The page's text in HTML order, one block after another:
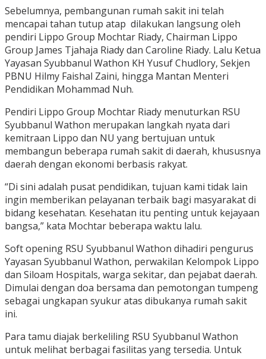
Sebelumnya, pembangunan rumah sakit ini telah
mencapai tahan tutup atap dilakukan langsung oleh
pendiri Lippo Group Mochtar Riady, Chairman Lippo
Group James Tjahaja Riady dan Caroline Riady. Lalu Ketua
Yayasan Syubbanul Wathon KH Yusuf Chudlory, Sekjen
PBNU Hilmy Faishal Zaini, hingga Mantan Menteri
Pendidikan Mohammad Nuh.
Pendiri Lippo Group Mochtar Riady menuturkan RSU
Syubbanul Wathon merupakan langkah nyata dari
kemitraan Lippo dan NU yang bertujuan untuk
membangun beberapa rumah sakit di daerah, khususnya
daerah dengan ekonomi berbasis rakyat.
“Di sini adalah pusat pendidikan, tujuan kami tidak lain
ingin memberikan pelayanan terbaik bagi masyarakat di
bidang kesehatan. Kesehatan itu penting untuk kejayaan
bangsa,” kata Mochtar beberapa waktu lalu.
Soft opening RSU Syubbanul Wathon dihadiri pengurus
Yayasan Syubbanul Wathon, perwakilan Kelompok Lippo
dan Siloam Hospitals, warga sekitar, dan pejabat daerah.
Dimulai dengan doa bersama dan pemotongan tumpeng
sebagai ungkapan syukur atas dibukanya rumah sakit
ini.
Para tamu diajak berkeliling RSU Syubbanul Wathon
untuk melihat berbagai fasilitas yang tersedia. Untuk